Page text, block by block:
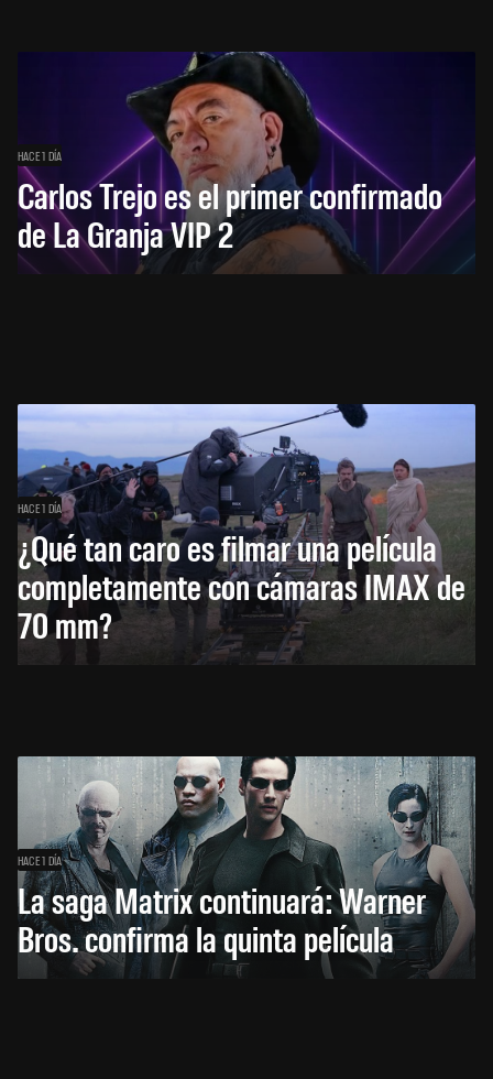
HACE 1 DÍA
Carlos Trejo es el primer confirmado
de La Granja VIP 2
HACE 1 DÍA
¿Qué tan caro es filmar una película
completamente con cámaras IMAX de
70 mm?
HACE 1 DÍA
La saga Matrix continuará: Warner
Bros. confirma la quinta película